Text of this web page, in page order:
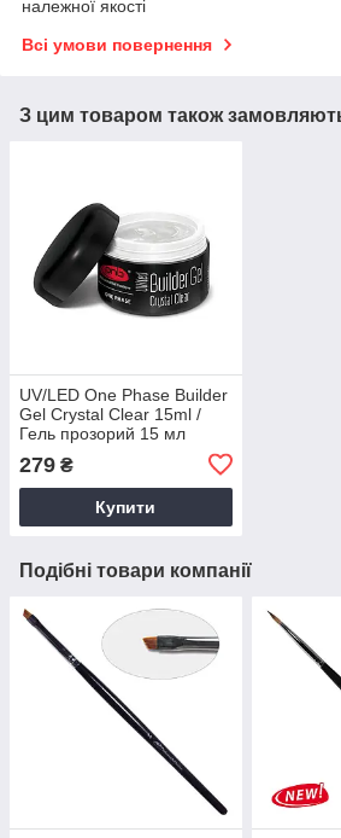
належної якості
Всі умови повернення
З цим товаром також
UV/LED One Phase Builder
Gel Сrystal Clear 15ml /
Гель прозорий 15 мл
279 ₴
Купити
Подібні товари компанії